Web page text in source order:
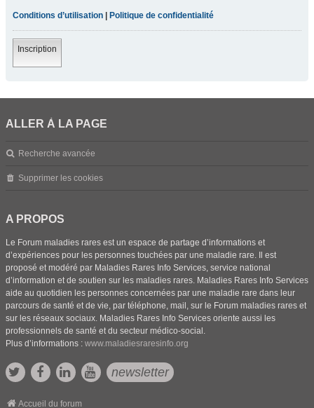
Conditions d’utilisation Politique de confidentialité
Inscription
ALLER À LA PAGE
Recherche avancée
Supprimer les cookies
A PROPOS
Le Forum maladies rares est un espace de partage d’informations et
d’expériences pour les personnes touchées par une maladie rare. Il est
proposé et modéré par Maladies Rares Info Services, service national
d’information et de soutien sur les maladies rares. Maladies Rares Info Services
aide au quotidien les personnes concernées par une maladie rare dans leur
parcours de santé et de vie, par téléphone, mail, sur le Forum maladies rares et
sur les réseaux sociaux. Maladies Rares Info Services oriente aussi les
professionnels de santé et du secteur médico-social.
Plus d’informations : www.maladiesraresinfo.org
newsletter
Accueil du forum